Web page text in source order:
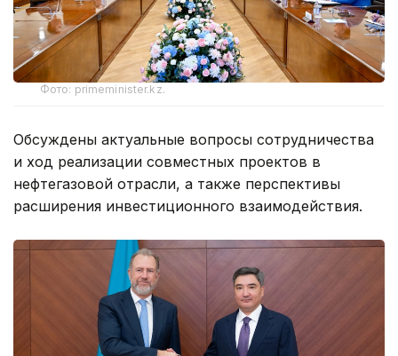
Фото: primeminister.kz.
Обсуждены актуальные вопросы сотрудничества
и ход реализации совместных проектов в
нефтегазовой отрасли, а также перспективы
расширения инвестиционного взаимодействия.